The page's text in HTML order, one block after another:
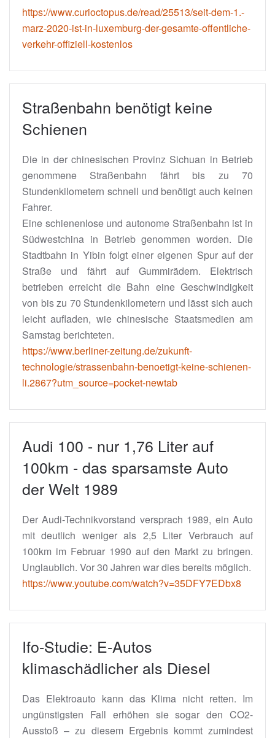
https://www.curioctopus.de/read/25513/seit-dem-1.-
marz-2020-ist-in-luxemburg-der-gesamte-offentliche-
verkehr-offiziell-kostenlos
Straßenbahn benötigt keine
Schienen
Die in der chinesischen Provinz Sichuan in Betrieb
genommene Straßenbahn fährt bis zu 70
Stundenkilometern schnell und benötigt auch keinen
Fahrer.
Eine schienenlose und autonome Straßenbahn ist in
Südwestchina in Betrieb genommen worden. Die
Stadtbahn in Yibin folgt einer eigenen Spur auf der
Straße und fährt auf Gummirädern. Elektrisch
betrieben erreicht die Bahn eine Geschwindigkeit
von bis zu 70 Stundenkilometern und lässt sich auch
leicht aufladen, wie chinesische Staatsmedien am
Samstag berichteten.
https://www.berliner-zeitung.de/zukunft-
technologie/strassenbahn-benoetigt-keine-schienen-
li.2867?utm_source=pocket-newtab
Audi 100 - nur 1,76 Liter auf
100km - das sparsamste Auto
der Welt 1989
Der Audi-Technikvorstand versprach 1989, ein Auto
mit deutlich weniger als 2,5 Liter Verbrauch auf
100km im Februar 1990 auf den Markt zu bringen.
Unglaublich. Vor 30 Jahren war dies bereits möglich.
https://www.youtube.com/watch?v=35DFY7EDbx8
Ifo-Studie: E-Autos
klimaschädlicher als Diesel
Das Elektroauto kann das Klima nicht retten. Im
ungünstigsten Fall erhöhen sie sogar den CO2-
Ausstoß – zu diesem Ergebnis kommt zumindest